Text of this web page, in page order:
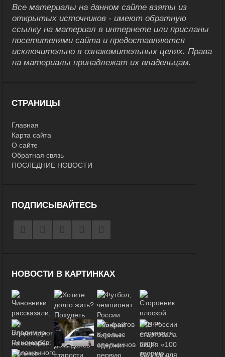
Все материалы на данном сайте взяты из
открытых источников - имеют обратную
ссылку на материал в интернете или присланы
посетителями сайта и предоставляются
исключительно в ознакомительных целях. Права
на материалы принадлежат их владельцам.
СТРАНИЦЫ
Главная
Карта сайта
О сайте
Обратная связь
ПОСЛЕДНИЕ НОВОСТИ
ПОДПИСЫВАЙТЕСЬ
НОВОСТИ В КАРТИНКАХ